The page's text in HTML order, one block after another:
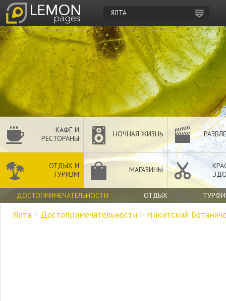
ЯЛТА
КАФЕ И
РЕСТОРАНЫ
НОЧНАЯ ЖИЗНЬ
ОТДЫХ И
ТУРИЗМ
МАГАЗИНЫ
ДОСТОПРИМЕЧАТЕЛЬНОСТИ ОТДЫХ
Ялта > Достопримечательности > Никитский